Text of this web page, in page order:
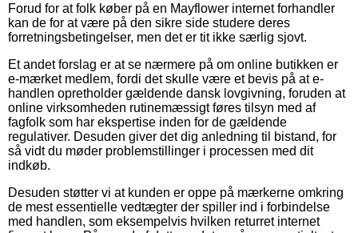
Forud for at folk køber på en Mayflower internet forhandler
kan de for at være på den sikre side studere deres
forretningsbetingelser, men det er tit ikke særlig sjovt.
Et andet forslag er at se nærmere på om online butikken er
e-mærket medlem, fordi det skulle være et bevis på at e-
handlen opretholder gældende dansk lovgivning, foruden at
online virksomheden rutinemæssigt føres tilsyn med af
fagfolk som har ekspertise inden for de gældende
regulativer. Desuden giver det dig anledning til bistand, for
så vidt du møder problemstillinger i processen med dit
indkøb.
Desuden støtter vi at kunden er oppe på mærkerne omkring
de mest essentielle vedtægter der spiller ind i forbindelse
med handlen, som eksempelvis hvilken returret internet